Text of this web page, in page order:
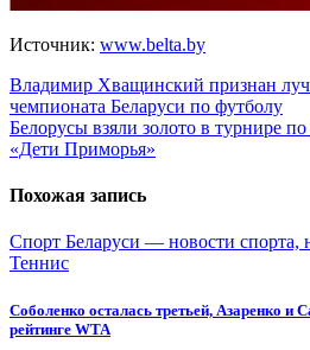
Источник: www.belta.by
Навигация
по
записям
Владимир Хващинский признан
чемпионата Беларуси по футболу
Белорусы взяли золото в турнире
«Дети Приморья»
Похожая запись
Спорт Беларуси — новости спорта,
Теннис
Соболенко осталась третьей, Азаренко и
рейтинге WTA